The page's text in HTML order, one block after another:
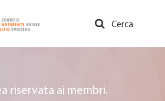
Cerca
riservata ai membri.